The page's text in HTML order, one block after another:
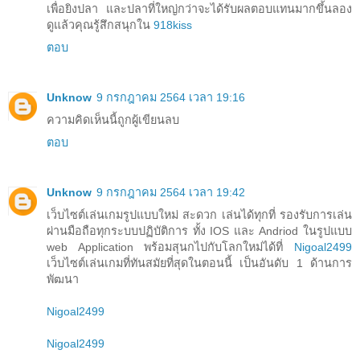
เพื่อยิงปลา และปลาที่ใหญ่กว่าจะได้รับผลตอบแทนมากขึ้นลอง
ดูแล้วคุณรู้สึกสนุกใน 918kiss
ตอบ
Unknow 9 กรกฎาคม 2564 เวลา 19:16
ความคิดเห็นนี้ถูกผู้เขียนลบ
ตอบ
Unknow 9 กรกฎาคม 2564 เวลา 19:42
เว็บไซต์เล่นเกมรูปแบบใหม่ สะดวก เล่นได้ทุกที่ รองรับการเล่น
ผ่านมือถือทุกระบบปฏิบัติการ ทั้ง IOS และ Andriod ในรูปแบบ
web Application พร้อมสุนกไปกับโลกใหม่ได้ที่ Nigoal2499
เว็บไซต์เล่นเกมที่ทันสมัยที่สุดในตอนนี้ เป็นอันดับ 1 ด้านการ
พัฒนา
Nigoal2499
Nigoal2499